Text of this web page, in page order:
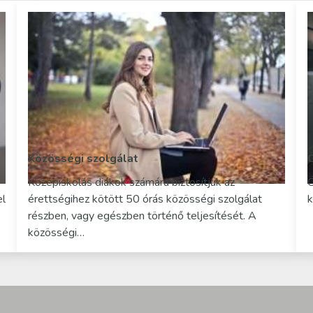
Közösségi szolgálat
Középiskolás diákok számára biztosítjuk az
érettségihez kötött 50 órás közösségi szolgálat
részben, vagy egészben történő teljesítését. A
közösségi…